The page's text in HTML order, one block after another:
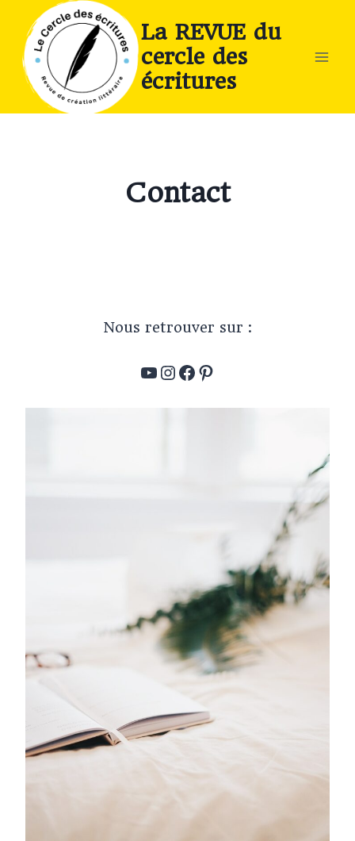
La REVUE du
cercle des
écritures
Contact
Nous retrouver sur :